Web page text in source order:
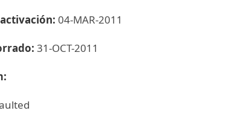
04-MAR-2011
31-OCT-2011